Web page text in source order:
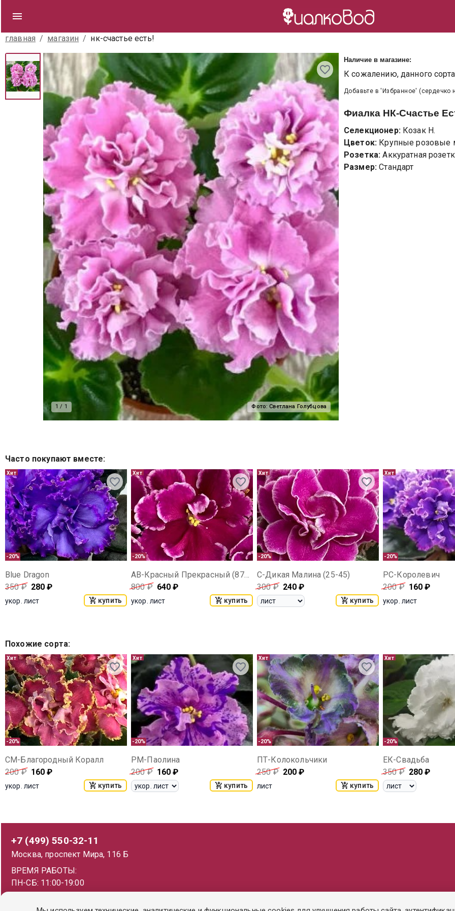
главная / магазин / нк-счастье есть!
1 / 1 Фото:Светлана Голубцова
Наличие в магазине:
К сожалению, данного
Добавьте в 'Избранное' (сердечко
Фиалка НК-Счастье
Селекционер: Козак Н.
Цветок: Крупные розовые
Розетка: Аккуратная
Размер: Стандарт
Часто покупают вместе:
-20%
Хит
Blue Dragon
350₽ 280 ₽
укор. лист купить
-20%
Хит
АВ-Красный Прекрасный (871-122)
800₽ 640 ₽
укор. лист купить
-20%
Хит
С-Дикая Малина (25-45)
300₽ 240 ₽
купить
-20%
Хит
РС-Королевич
200₽ 160 ₽
укор. лист
Похожие сорта:
-20%
Хит
СМ-Благородный Коралл
200₽ 160 ₽
укор. лист купить
-20%
Хит
РМ-Паолина
200₽ 160 ₽
купить
-20%
Хит
ПТ-Колокольчики
250₽ 200 ₽
лист купить
-20%
Хит
ЕК-Свадьба
350₽ 280 ₽
+7 (499) 550-32-11
Москва, проспект Мира, 116 Б
ВРЕМЯ РАБОТЫ:
ПН-СБ: 11:00-19:00
ВС: 11:00-18:00